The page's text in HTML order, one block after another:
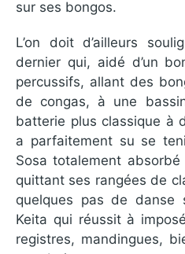
sur ses bongos.
L’on doit d’ailleurs
dernier qui, aidé d’un
percussifs, allant des
de congas, à une
batterie plus classique à
a parfaitement su se
Sosa totalement
quittant ses rangées de
quelques pas de danse
Keita qui réussit à
registres, mandingues,